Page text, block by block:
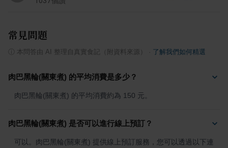
常見問題
本問答由 AI 整理自真實食記（附資料來源） 了解我們如何精選
肉巴黑輪(關東煮) 的平均消費是多少？
肉巴黑輪(關東煮) 的平均消費約為 150 元。
肉巴黑輪(關東煮) 是否可以進行線上預訂？
可以。肉巴黑輪(關東煮) 提供線上預訂服務，您可以透過以下連